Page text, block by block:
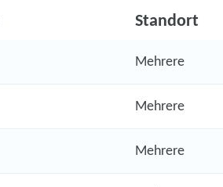
Standort
Mehrere
Mehrere
Mehrere